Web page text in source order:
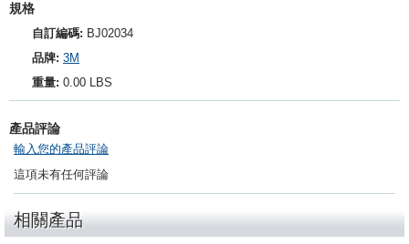
規格
自訂編碼: BJ02034
品牌: 3M
重量: 0.00 LBS
產品評論
輸入您的產品評論
這項未有任何評論
相關產品